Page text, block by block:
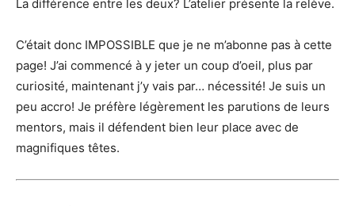
La différence entre les deux? L’atelier présente la relève.
C’était donc IMPOSSIBLE que je ne m’abonne pas à cette
page! J’ai commencé à y jeter un coup d’oeil, plus par
curiosité, maintenant j’y vais par… nécessité! Je suis un
peu accro! Je préfère légèrement les parutions de leurs
mentors, mais il défendent bien leur place avec de
magnifiques têtes.